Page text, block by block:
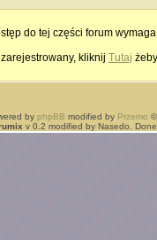
do tej części forum
kliknij Tutaj
by phpBB modified by Przemo
v 0.2 modified by Nasedo.